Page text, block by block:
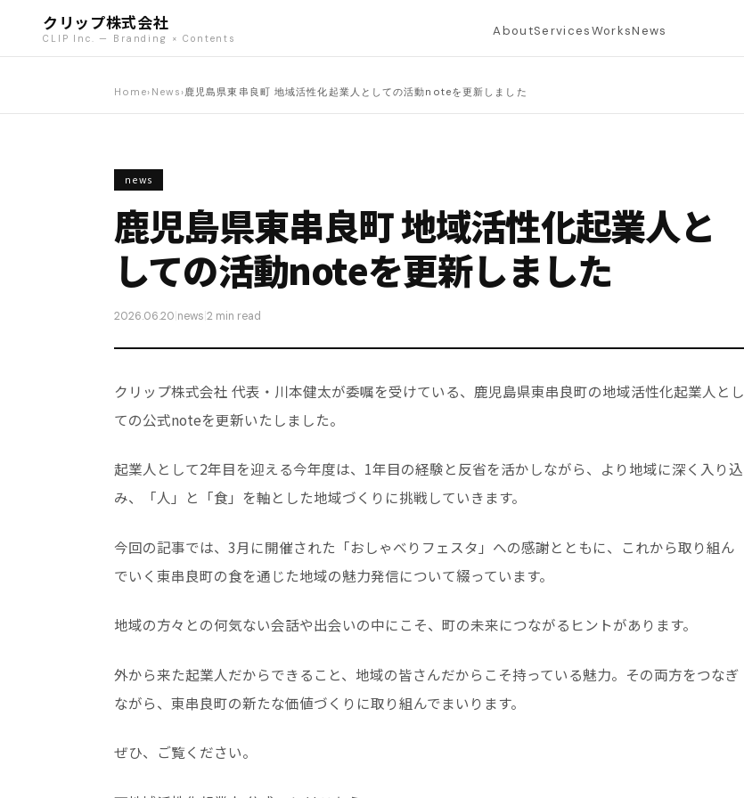
クリップ株式会社
CLIP Inc. — Branding × Contents
AboutServicesWorksNews
Home› News ›鹿児島県東串良町 地域活性化起業人としての活動noteを更新しました
news
鹿児島県東串良町 地域活性化起業人と
しての活動noteを更新しました
2026.06.20 news 2 min read
クリップ株式会社 代表・川本健太が委嘱を受けている、鹿児島県東串良町の地域活性化起業人とし
ての公式noteを更新いたしました。
起業人として2年目を迎える今年度は、1年目の経験と反省を活かしながら、より地域に深く入り込
み、「人」と「食」を軸とした地域づくりに挑戦していきます。
今回の記事では、3月に開催された「おしゃべりフェスタ」への感謝とともに、これから取り組ん
でいく東串良町の食を通じた地域の魅力発信について綴っています。
地域の方々との何気ない会話や出会いの中にこそ、町の未来につながるヒントがあります。
外から来た起業人だからできること、地域の皆さんだからこそ持っている魅力。その両方をつなぎ
ながら、東串良町の新たな価値づくりに取り組んでまいります。
ぜひ、ご覧ください。